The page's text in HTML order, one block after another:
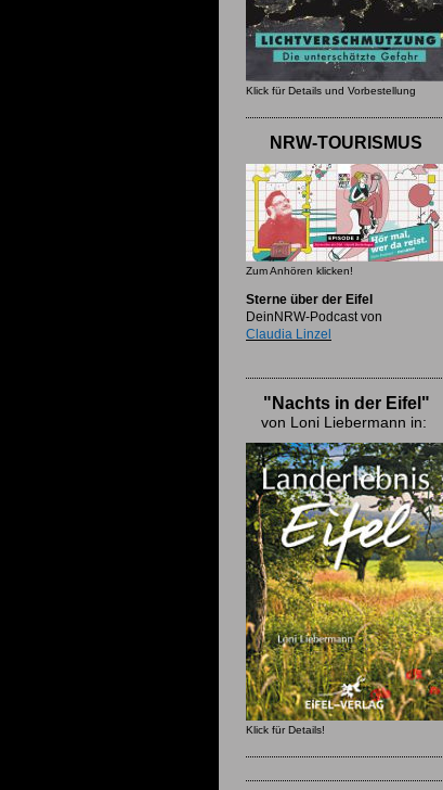
Klick für Details und Vorbestellung
NRW-TOURISMUS
Zum Anhören klicken!
Sterne über der Eifel
DeinNRW-Podcast von
Claudia Linzel
"Nachts in der Eifel"
von Loni Liebermann in:
Klick für Details!